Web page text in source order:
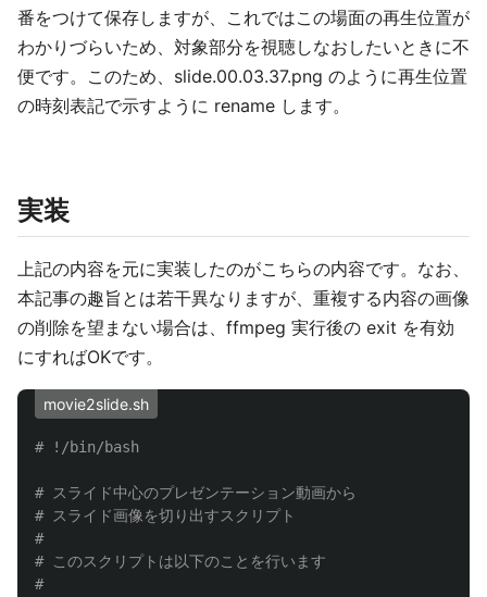
番をつけて保存しますが、これではこの場面の再生位置が
わかりづらいため、対象部分を視聴しなおしたいときに不
便です。このため、slide.00.03.37.png のように再生位置
の時刻表記で示すように rename します。
実装
上記の内容を元に実装したのがこちらの内容です。なお、
本記事の趣旨とは若干異なりますが、重複する内容の画像
の削除を望まない場合は、ffmpeg 実行後の exit を有効
にすればOKです。
movie2slide.sh
# !/bin/bash
# スライド中心のプレゼンテーション動画から
# スライド画像を切り出すスクリプト
#
# このスクリプトは以下のことを行います
#